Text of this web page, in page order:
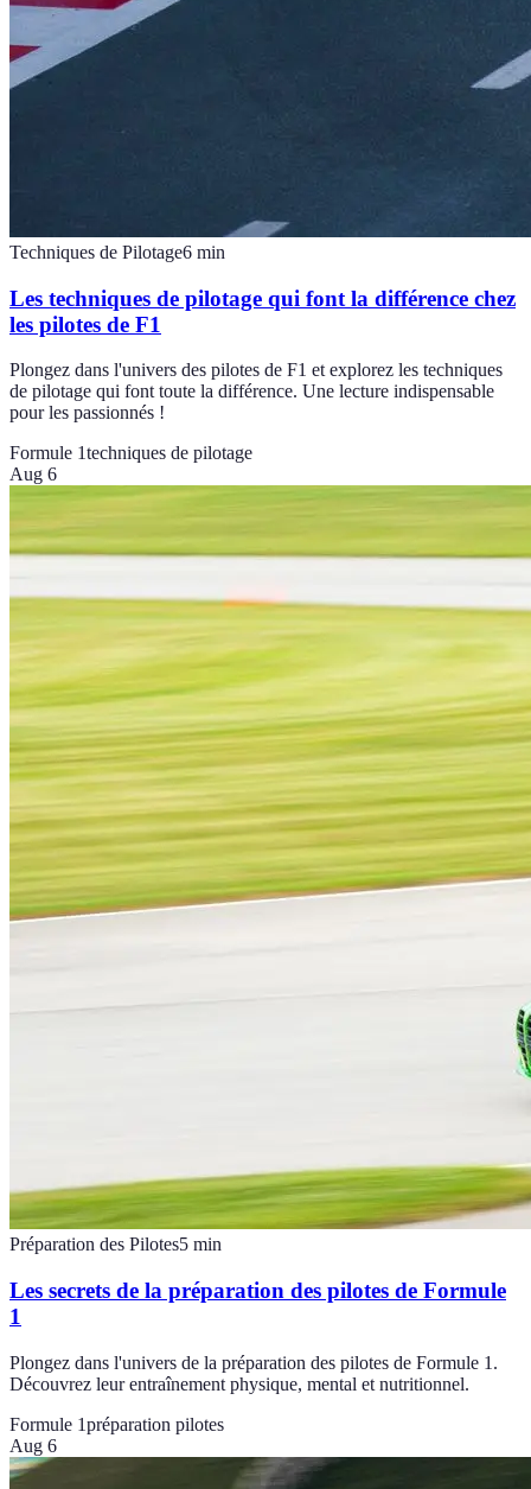
Techniques de Pilotage6 min
Les techniques de pilotage qui font la différence chez
les pilotes de F1
Plongez dans l'univers des pilotes de F1 et explorez les techniques
de pilotage qui font toute la différence. Une lecture indispensable
pour les passionnés !
Formule 1techniques de pilotage
Aug 6
Préparation des Pilotes5 min
Les secrets de la préparation des pilotes de Formule
1
Plongez dans l'univers de la préparation des pilotes de Formule 1.
Découvrez leur entraînement physique, mental et nutritionnel.
Formule 1préparation pilotes
Aug 6